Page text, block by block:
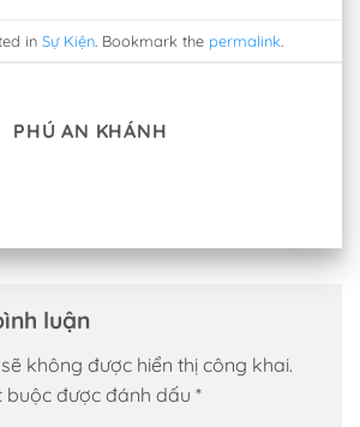
inSự Kiện . Bookmark the permalink
PHÚ AN KHÁNH
luận
không được hiển thị công khai.
buộc được đánh dấu *